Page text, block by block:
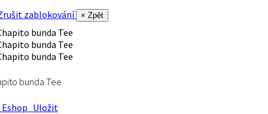
zablokování
× Zpět
bunda Tee
Uložit